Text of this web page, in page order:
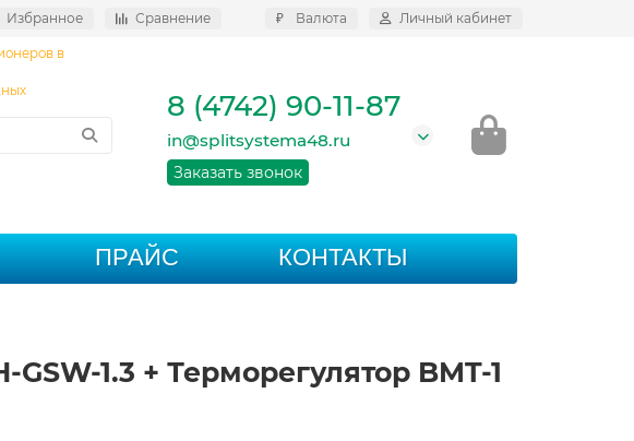
Избранное Сравнение ₽ Валюта Личный кабинет
в
8 (4742) 90-11-87
in@splitsystema48.ru
Заказать звонок
ПРАЙС КОНТАКТЫ
1.3 + Терморегулятор BMT-1